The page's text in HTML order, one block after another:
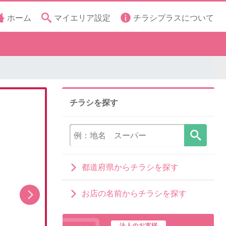
ホーム マイエリア設定 チラシプラスについて
8月5日(水)〜8月7日(金)号
チラシを探す
都道府県からチラシを探す
お店の名前からチラシを探す